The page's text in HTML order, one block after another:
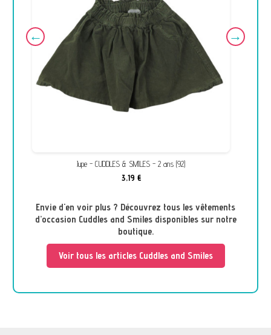
Jupe - CUDDLES & SMILES - 2 ans (92)
3,19 €
Envie d'en voir plus ? Découvrez tous les vêtements
d’occasion Cuddles and Smiles disponibles sur notre
boutique.
Voir tous les articles Cuddles and Smiles